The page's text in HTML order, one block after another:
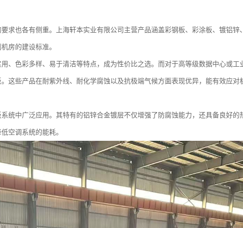
求也各有侧重。上海轩本实业有限公司主营产品涵盖彩钢板、彩涂板、镀铝锌
房的建设标准。
、色彩多样、易于清洁等特点，成为性价比之选。而对于高等级数据中心或工
这些产品在耐紫外线、耐化学腐蚀以及抗极端气候方面表现优异，能有效应对
统中广泛应用。其特有的铝锌合金镀层不仅增强了防腐蚀能力，还具备良好的
空调系统的能耗。